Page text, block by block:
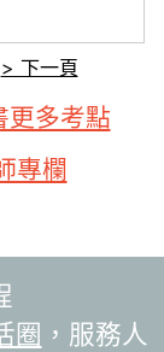
> 下一頁
更多考點
專欄
圈 ，服務人